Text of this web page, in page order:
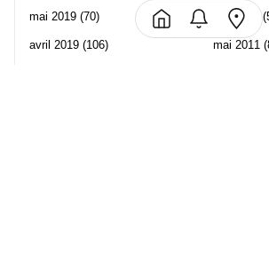
mai 2019 (70)
avril 2019 (106)
juin 2011
mai 2011